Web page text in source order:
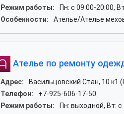
Режим работы:
Пн: c 09:00-20:00,
Особенности:
Ателье/Ателье
Ателье по ремонту
Адрес:
Васильцовский Стан, 10 к1
Телефон:
+7-925-606-17-50
Режим работы:
Пн: выходной, Вт: c